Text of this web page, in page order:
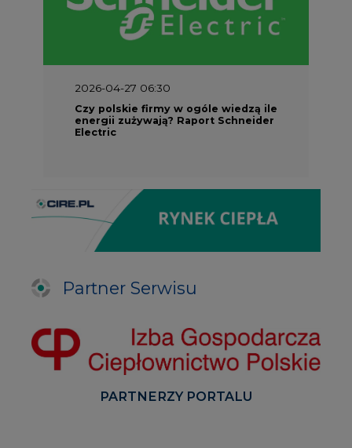
2026-04-27 06:30
Czy polskie firmy w ogóle wiedzą ile
energii zużywają? Raport Schneider
Electric
Partner Serwisu
PARTNERZY PORTALU